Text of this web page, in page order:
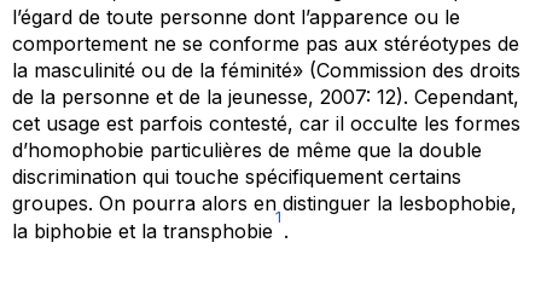
l’égard de toute personne dont l’apparence ou le
comportement ne se conforme pas aux stéréotypes de
la masculinité ou de la féminité» (Commission des droits
de la personne et de la jeunesse, 2007: 12). Cependant,
cet usage est parfois contesté, car il occulte les formes
d’homophobie particulières de même que la double
discrimination qui touche spécifiquement certains
groupes. On pourra alors en distinguer la lesbophobie,
la biphobie et la transphobie
1
.